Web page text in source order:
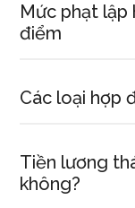
Mức phạt lập
điểm
Các loại hợp
Tiền lương
không?